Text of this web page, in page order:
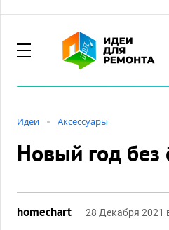
Идеи Акcессуары
Новый год без
homechart 28 Декабря 2021